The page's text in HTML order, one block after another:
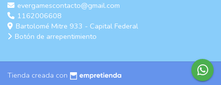
evergamescontacto@gmail.com
1162006608
Bartolomé Mitre 933 - Capital Federal
Botón de arrepentimiento
Tienda creada con